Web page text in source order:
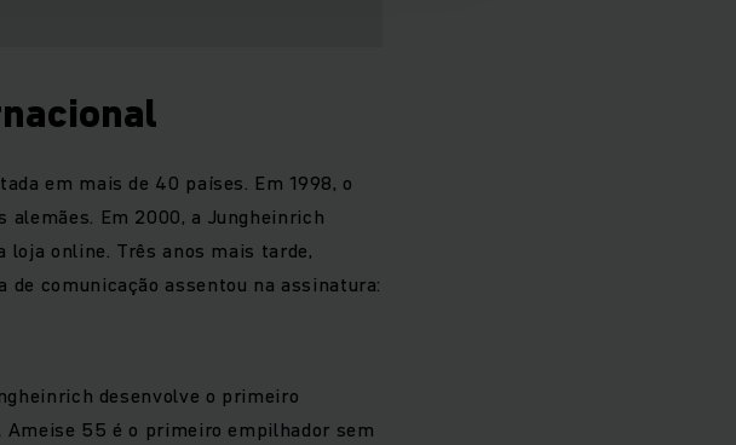
em mais de 40 países. Em 1998, o
alemães. Em 2000, a Jungheinrich
online. Três anos mais tarde,
comunicação assentou na assinatura:
desenvolve o primeiro
55 é o primeiro empilhador sem